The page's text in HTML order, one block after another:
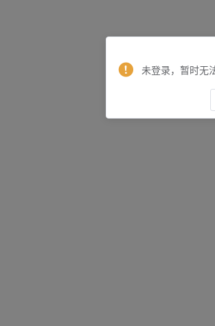
未登录，暂时无